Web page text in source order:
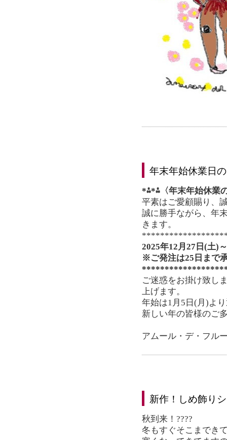
年末年始休業日
*⁂*⁂〈年末年始休業
平素はご愛顧賜り、
誠に勝手ながら、年
きます。
2025年12月27日(土)
※ご発注は25日まで
ご迷惑をお掛け致し
上げます。
年始は1月5日(月)よ
新しい年の皆様のご
アムール・デ・フル
新作！しめ飾り
秋到来！????
冬もすぐそこまでき